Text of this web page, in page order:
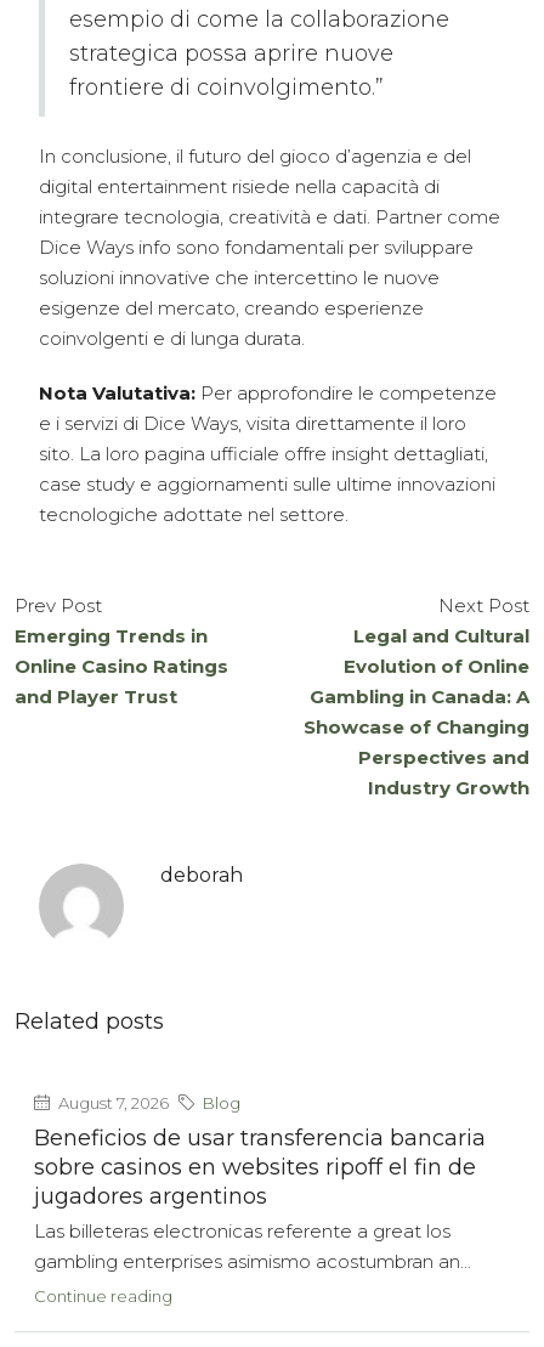
esempio di come la collaborazione
strategica possa aprire nuove
frontiere di coinvolgimento.”
In conclusione, il futuro del gioco d’agenzia e del
digital entertainment risiede nella capacità di
integrare tecnologia, creatività e dati. Partner come
Dice Ways info sono fondamentali per sviluppare
soluzioni innovative che intercettino le nuove
esigenze del mercato, creando esperienze
coinvolgenti e di lunga durata.
Nota Valutativa: Per approfondire le competenze
e i servizi di Dice Ways, visita direttamente il loro
sito. La loro pagina ufficiale offre insight dettagliati,
case study e aggiornamenti sulle ultime innovazioni
tecnologiche adottate nel settore.
Prev Post
Emerging Trends in
Online Casino Ratings
and Player Trust
Next Post
Legal and Cultural
Evolution of Online
Gambling in Canada: A
Showcase of Changing
Perspectives and
Industry Growth
deborah
Related posts
August 7, 2026 Blog
Beneficios de usar transferencia bancaria
sobre casinos en websites ripoff el fin de
jugadores argentinos
Las billeteras electronicas referente a great los
gambling enterprises asimismo acostumbran an...
Continue reading